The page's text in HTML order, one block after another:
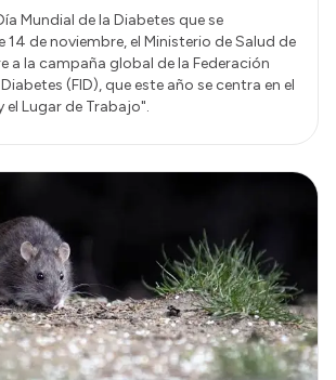
Mundial de la Diabetes que se
de noviembre, el Ministerio de Salud de
a la campaña global de la Federación
(FID), que este año se centra en el
el Lugar de Trabajo".